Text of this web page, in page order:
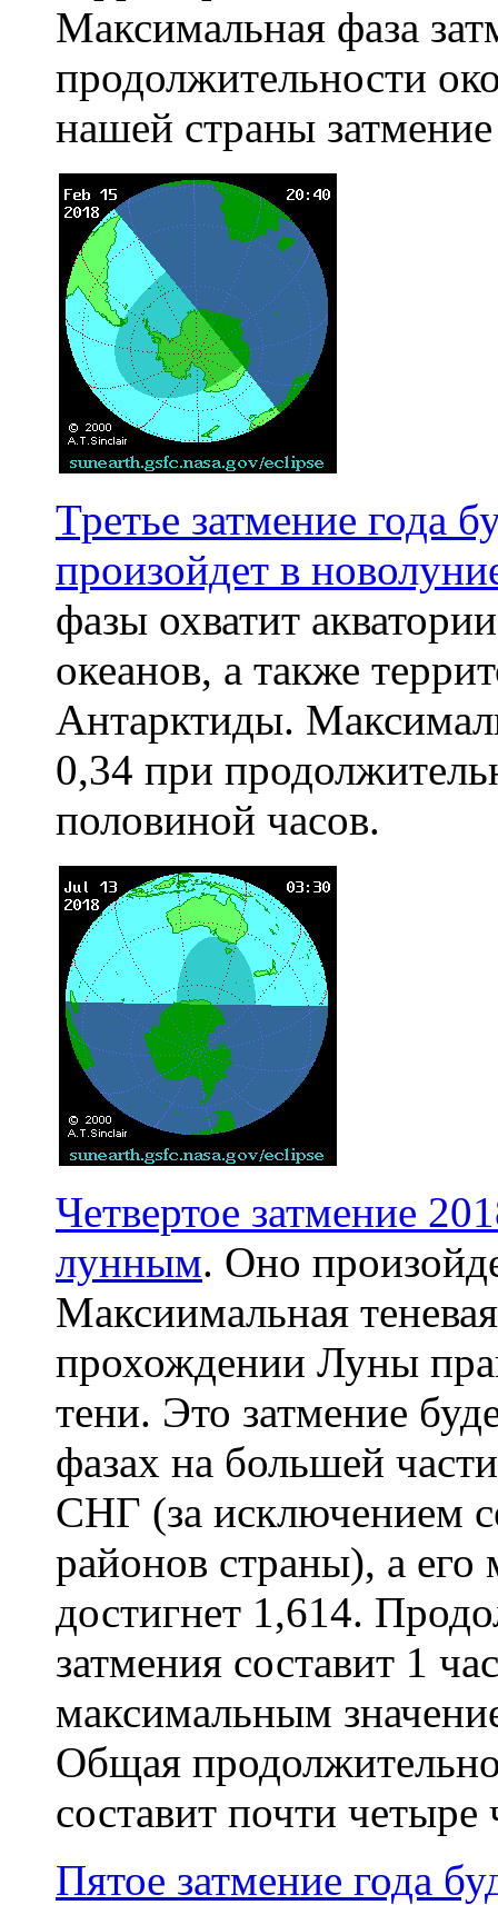
Максимальная фаза
продолжительности
нашей страны
Третье затмение года
произойдет в
фазы охватит
океанов, а также
Антарктиды.
0,34 при
половиной часов.
Четвертое затмение
лунным. Оно
Максиимальная
прохождении Луны
тени. Это затмение
фазах на большей
СНГ (за исключением
районов страны), а его
достигнет 1,614.
затмения составит 1
максимальным
Общая
составит почти четыре
Пятое затмение года